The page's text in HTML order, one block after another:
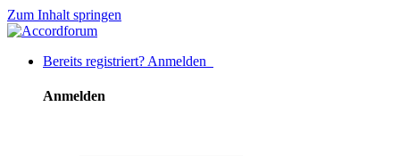
Zum Inhalt springen
Bereits registriert? Anmelden
Anmelden